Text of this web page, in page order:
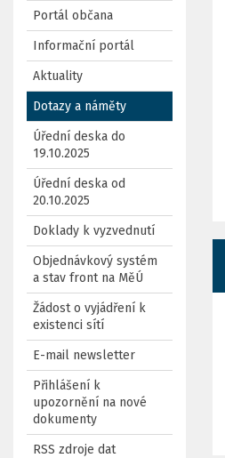
Portál občana
Informační portál
Aktuality
Dotazy a náměty
Úřední deska do
19.10.2025
Úřední deska od
20.10.2025
Doklady k vyzvednutí
Objednávkový systém
a stav front na MěÚ
Žádost o vyjádření k
existenci sítí
E-mail newsletter
Přihlášení k
upozornění na nové
dokumenty
RSS zdroje dat